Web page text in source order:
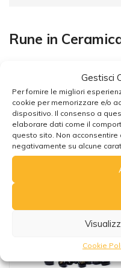
Gestisci
Per fornire le migliori
cookie per memorizzare e/o
dispositivo. Il consenso a
elaborare dati come il
questo sito. Non
negativamente su alcune
Cookie
Rune in
Potrebbe